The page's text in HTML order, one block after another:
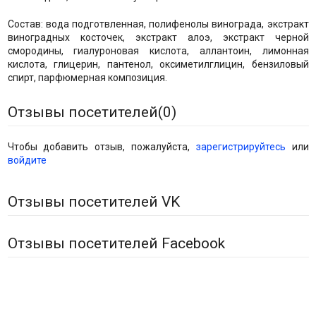
Состав: вода подготвленная, полифенолы винограда, экстракт
виноградных косточек, экстракт алоэ, экстракт черной
смородины, гиалуроновая кислота, аллантоин, лимонная
кислота, глицерин, пантенол, оксиметилглицин, бензиловый
спирт, парфюмерная композиция.
Отзывы посетителей(0)
Чтобы добавить отзыв, пожалуйста, зарегистрируйтесь или
войдите
Отзывы посетителей VK
Отзывы посетителей Facebook